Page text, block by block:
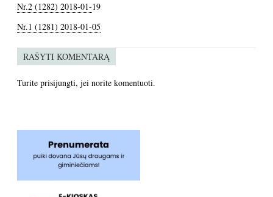
Nr.2 (1282) 2018-01-19
Nr.1 (1281) 2018-01-05
RAŠYTI KOMENTARĄ
Turite prisijungti, jei norite komentuoti.